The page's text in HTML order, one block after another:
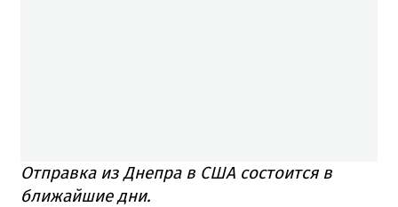
Отправка из Днепра в США состоится в
ближайшие дни.